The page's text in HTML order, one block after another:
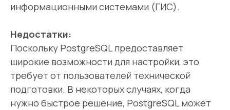
информационными системами (ГИС).
Недостатки:
Поскольку PostgreSQL предоставляет
широкие возможности для настройки, это
требует от пользователей технической
подготовки. В некоторых случаях, когда
нужно быстрое решение, PostgreSQL может